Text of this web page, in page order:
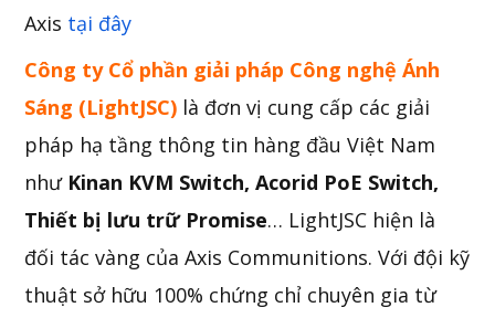
Axis tại đây
Công ty Cổ phần giải pháp Công nghệ Ánh
Sáng (LightJSC) là đơn vị cung cấp các giải
pháp hạ tầng thông tin hàng đầu Việt Nam
như Kinan KVM Switch, Acorid PoE Switch,
Thiết bị lưu trữ Promise… LightJSC hiện là
đối tác vàng của Axis Communitions. Với đội kỹ
thuật sở hữu 100% chứng chỉ chuyên gia từ